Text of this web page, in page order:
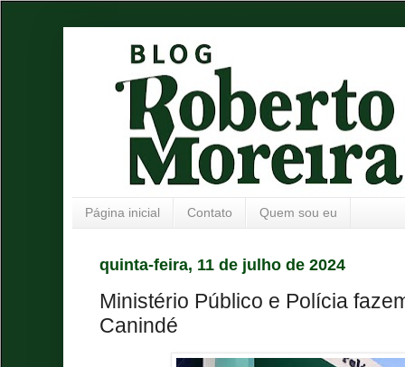
Página inicial Contato Quem sou eu
quinta-feira, 11 de julho de 2024
Ministério Público e Polícia
Canindé